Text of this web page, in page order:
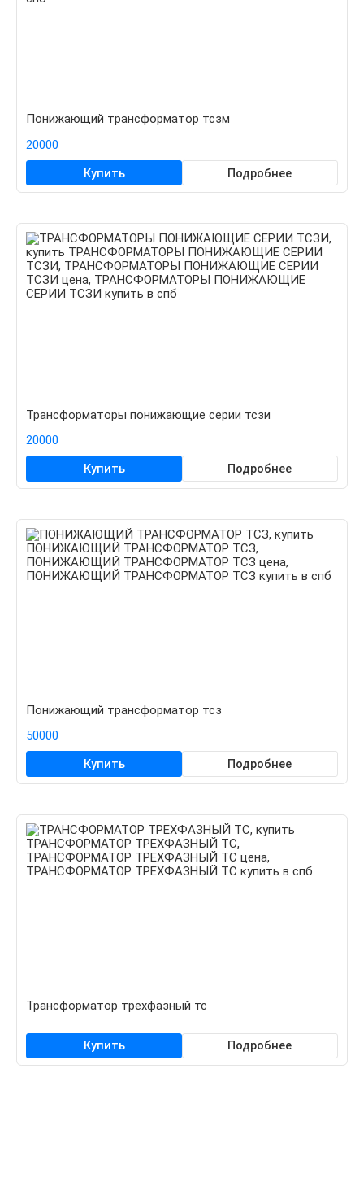
Понижающий трансформатор тсзм
20000
Купить Подробнее
Трансформаторы понижающие серии тсзи
20000
Купить Подробнее
Понижающий трансформатор тсз
50000
Купить Подробнее
Трансформатор трехфазный тс
Купить Подробнее